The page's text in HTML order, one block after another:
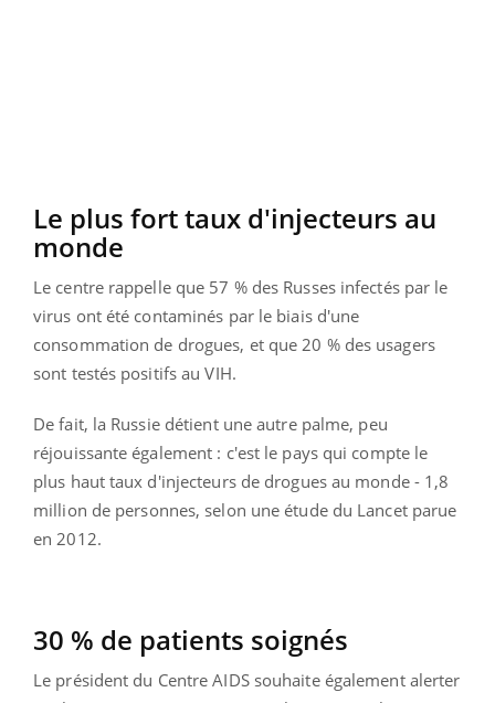
Le plus fort taux d'injecteurs au
monde
Le centre rappelle que 57 % des Russes infectés par le
virus ont été contaminés par le biais d'une
consommation de drogues, et que 20 % des usagers
sont testés positifs au VIH.
De fait, la Russie détient une autre palme, peu
réjouissante également : c'est le pays qui compte le
plus haut taux d'injecteurs de drogues au monde - 1,8
million de personnes, selon une étude du Lancet parue
en 2012.
30 % de patients soignés
Le président du Centre AIDS souhaite également alerter